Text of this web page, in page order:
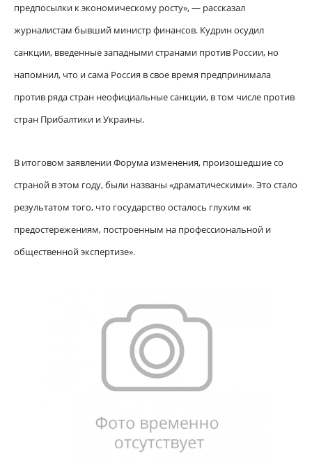
предпосылки к экономическому росту», — рассказал
журналистам бывший министр финансов. Кудрин осудил
санкции, введенные западными странами против России, но
напомнил, что и сама Россия в свое время предпринимала
против ряда стран неофициальные санкции, в том числе против
стран Прибалтики и Украины.
В итоговом заявлении Форума изменения, произошедшие со
страной в этом году, были названы «драматическими». Это стало
результатом того, что государство осталось глухим «к
предостережениям, построенным на профессиональной и
общественной экспертизе».